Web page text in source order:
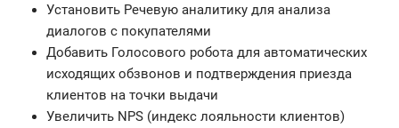
Установить Речевую аналитику для анализа
диалогов с покупателями
Добавить Голосового робота для автоматических
исходящих обзвонов и подтверждения приезда
клиентов на точки выдачи
Увеличить NPS (индекс лояльности клиентов)